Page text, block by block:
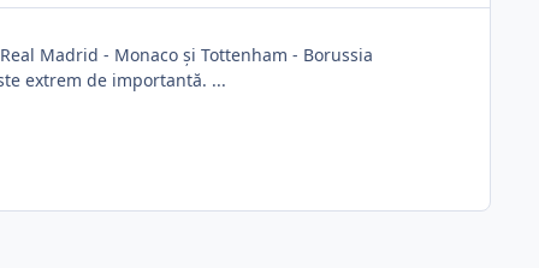
Madrid - Monaco și Tottenham - Borussia
extrem de importantă. ...